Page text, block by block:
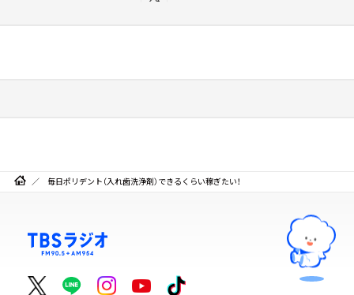
毎日ポリデント（入れ歯洗浄剤）できるくらい稼ぎたい！